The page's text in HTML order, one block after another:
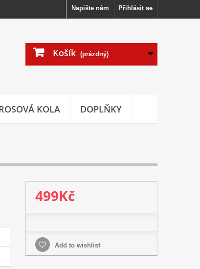
Přihlásit se
Napište nám
Košík (prázdný)
KOLA DOPLŇKY
499Kč
Add to wishlist